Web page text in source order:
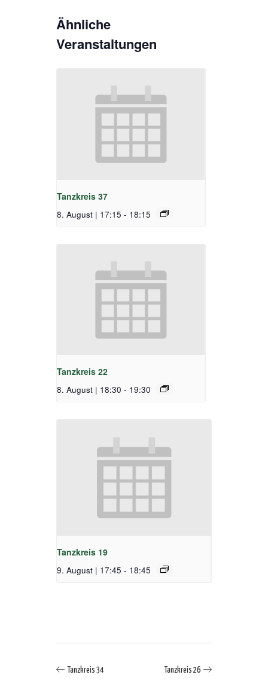
Ähnliche
Veranstaltungen
Tanzkreis 37
8. August | 17:15 - 18:15
Tanzkreis 22
8. August | 18:30 - 19:30
Tanzkreis 19
9. August | 17:45 - 18:45
Tanzkreis 34 Tanzkreis 26